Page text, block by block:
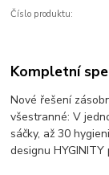
Číslo produktu:
Kompletní
Nové řešení
všestranné: V
sáčky, až 30
designu